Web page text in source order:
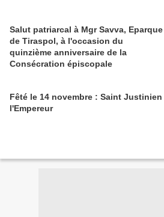
Salut patriarcal à Mgr Savva, Eparque
de Tiraspol, à l'occasion du
quinzième anniversaire de la
Consécration épiscopale
Fêté le 14 novembre : Saint Justinien
l'Empereur